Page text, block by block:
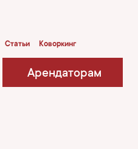
Статьи Коворкинг
Арендаторам